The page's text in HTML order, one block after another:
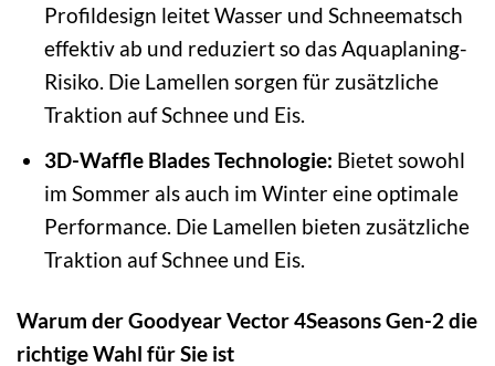
Profildesign leitet Wasser und Schneematsch
effektiv ab und reduziert so das Aquaplaning-
Risiko. Die Lamellen sorgen für zusätzliche
Traktion auf Schnee und Eis.
3D-Waffle Blades Technologie: Bietet sowohl
im Sommer als auch im Winter eine optimale
Performance. Die Lamellen bieten zusätzliche
Traktion auf Schnee und Eis.
Warum der Goodyear Vector 4Seasons Gen-2 die
richtige Wahl für Sie ist